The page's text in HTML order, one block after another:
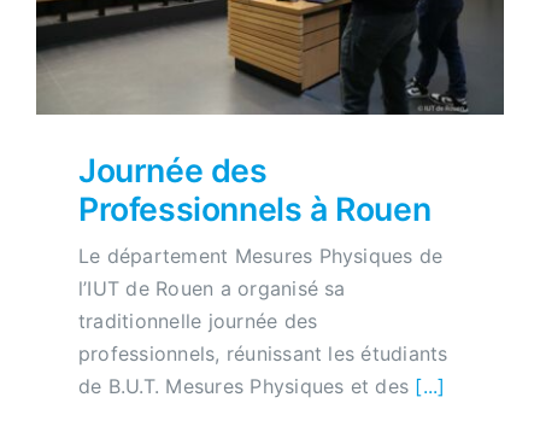
Journée des
Professionnels à Rouen
Le département Mesures Physiques de
l’IUT de Rouen a organisé sa
traditionnelle journée des
professionnels, réunissant les étudiants
de B.U.T. Mesures Physiques et des [...]